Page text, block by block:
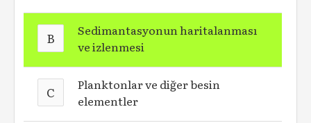
B
Sedimantasyonun haritalanması
ve izlenmesi
C
Planktonlar ve diğer besin
elementler